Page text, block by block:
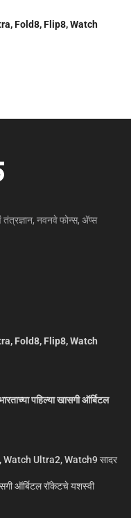
Fold8, Flip8, Watch
तंत्रज्ञान, नवनवे फोन्स, ॲप्स
Fold8, Flip8, Watch
पहिल्या खासगी ऑर्बिटल
Ultra2, Watch9 सादर
ऑर्बिटल रॉकेटचे यशस्वी